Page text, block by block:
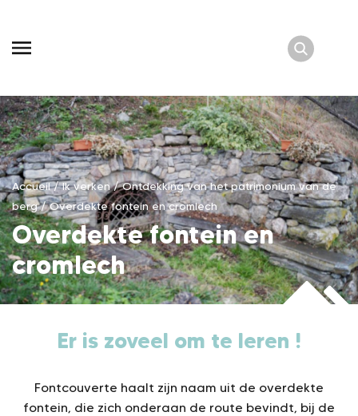
content
Accueil/Ik verken/Ontdekking van het patrimonium van de
berg/Overdekte fontein en cromlech
Overdekte fontein en
cromlech
Er is zoveel om te leren !
Fontcouverte haalt zijn naam uit de overdekte
fontein, die zich onderaan de route bevindt, bij de